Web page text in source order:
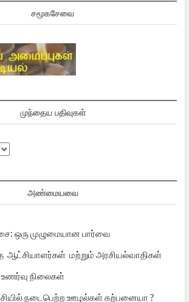
சமூகசேவை
முந்தைய பதிவுகள்
அண்மையவை
ஒரு முழுமையான பார்வை
ஆட்சியாளர்கள் மற்றும் அரசியல்வாதிகள்
உணர்வு நிலைகள்
நடைபெற்ற ஊழல்கள் கற்பனையா ?